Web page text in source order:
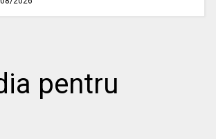
pentru